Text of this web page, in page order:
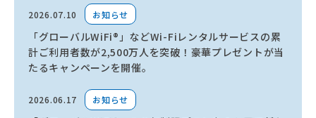
2026.07.10 お知らせ
「グローバルWiFi®」などWi-Fiレンタルサービスの累
計ご利用者数が2,500万人を突破！豪華プレゼントが当
たるキャンペーンを開催。
2026.06.17 お知らせ